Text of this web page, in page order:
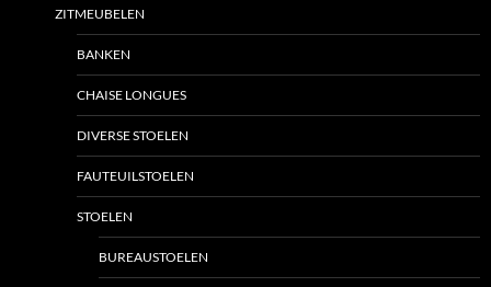
ZITMEUBELEN
BANKEN
CHAISE LONGUES
DIVERSE STOELEN
FAUTEUILSTOELEN
STOELEN
BUREAUSTOELEN